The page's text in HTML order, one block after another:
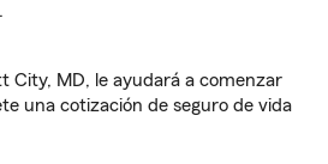
City, MD, le ayudará a comenzar
una cotización de seguro de vida